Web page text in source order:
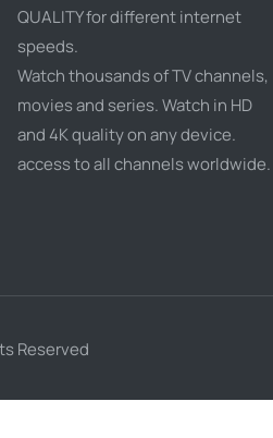
QUALITY for different internet
speeds.
Watch thousands of TV channels,
movies and series. Watch in HD
and 4K quality on any device.
access to all channels worldwide.
Reserved